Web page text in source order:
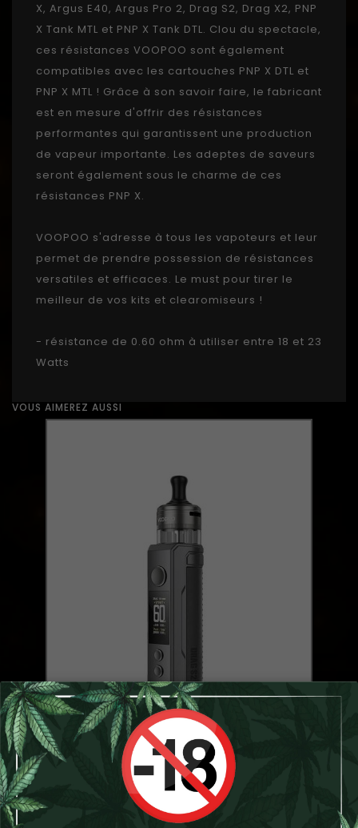
X, Argus E40, Argus Pro 2, Drag S2, Drag X2, PNP
X Tank MTL et PNP X Tank DTL. Clou du spectacle,
ces résistances VOOPOO sont également
compatibles avec les cartouches PNP X DTL et
PNP X MTL ! Grâce à son savoir faire, le fabricant
est en mesure d'offrir des résistances
performantes qui garantissent une production
de vapeur importante. Les adeptes de saveurs
seront également sous le charme de ces
résistances PNP X.
VOOPOO s'adresse à tous les vapoteurs et leur
permet de prendre possession de résistances
versatiles et efficaces. Le must pour tirer le
meilleur de vos kits et clearomiseurs !
- résistance de 0.60 ohm à utiliser entre 18 et 23
Watts
VOUS AIMEREZ AUSSI
Pod Drag S2 VOOPOO
44,90 €